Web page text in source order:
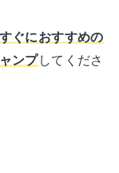
すぐにおすすめの
ンプしてくださ